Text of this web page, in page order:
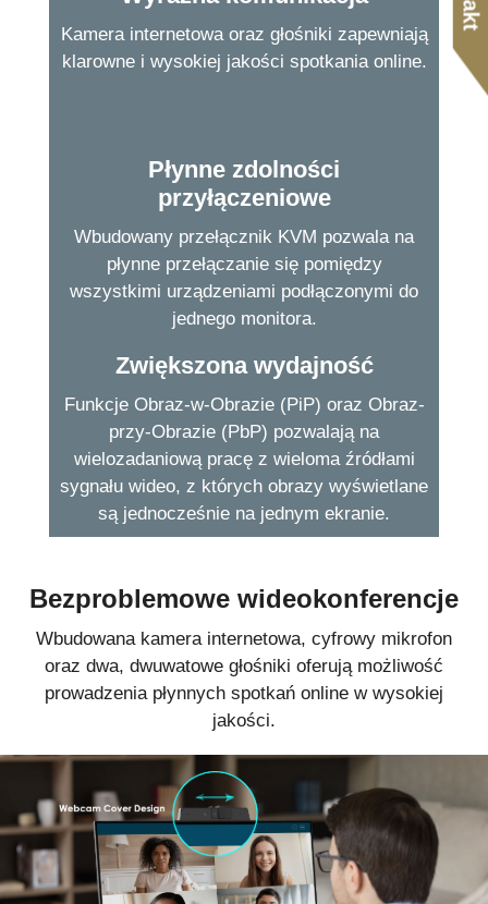
Kamera internetowa oraz głośniki zapewniają
klarowne i wysokiej jakości spotkania online.
Płynne zdolności
przyłączeniowe
Wbudowany przełącznik KVM pozwala na
płynne przełączanie się pomiędzy
wszystkimi urządzeniami podłączonymi do
jednego monitora.
Zwiększona wydajność
Funkcje Obraz-w-Obrazie (PiP) oraz Obraz-
przy-Obrazie (PbP) pozwalają na
wielozadaniową pracę z wieloma źródłami
sygnału wideo, z których obrazy wyświetlane
są jednocześnie na jednym ekranie.
Bezproblemowe wideokonferencje
Wbudowana kamera internetowa, cyfrowy mikrofon
oraz dwa, dwuwatowe głośniki oferują możliwość
prowadzenia płynnych spotkań online w wysokiej
jakości.